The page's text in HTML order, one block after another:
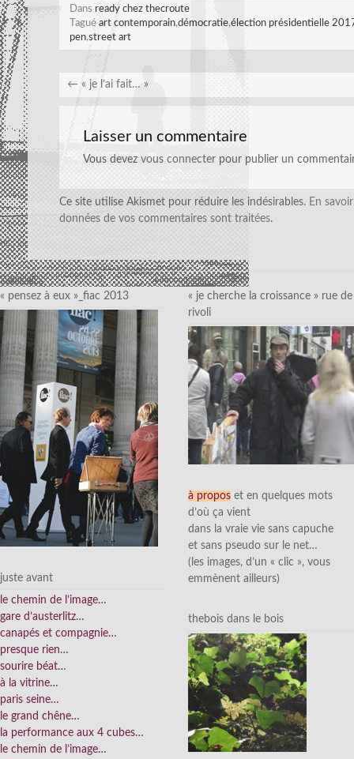
Dans ready chez thecroute
Tagué art contemporain,démocratie,élection présidentielle
pen,street art
← « je l’ai fait… »
Laisser un commentaire
Vous devez vous connecter pour publier un
Ce site utilise Akismet pour réduire les indésirables. En
données de vos commentaires sont traitées.
« pensez à eux »_fiac 2013
juste avant
le chemin de l’image…
gare d’austerlitz…
canapés et compagnie…
presque rien…
sourire béat…
à la vitrine…
paris seine…
le grand chêne…
la performance aux 4 cubes…
le chemin de l’image…
« je cherche la croissance » rue de
rivoli
à propos et en quelques mots
d’où ça vient
dans la vraie vie sans capuche
et sans pseudo sur le net…
(les images, d’un « clic », vous
emmènent ailleurs)
thebois dans le bois